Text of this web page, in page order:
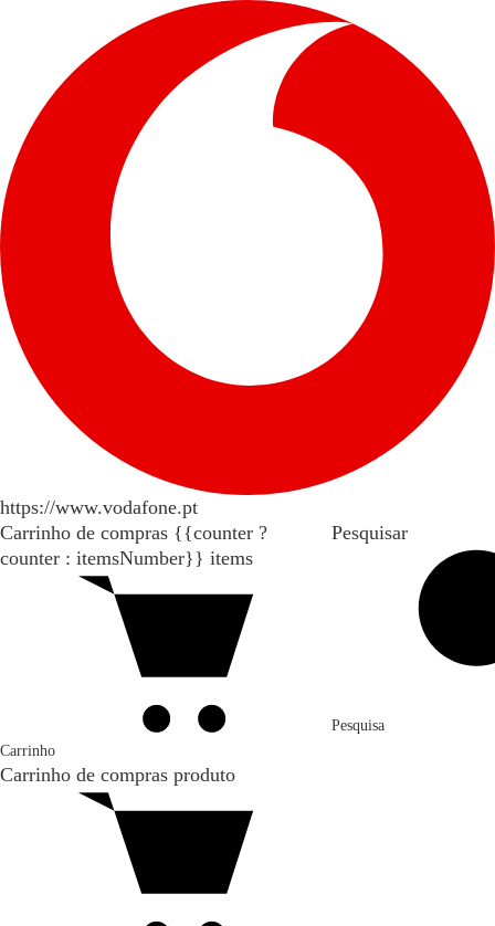
https://www.vodafone.pt
Carrinho de compras {{counter ?
counter : itemsNumber}} items
Carrinho
Carrinho de compras produto
Pesquisar
Pesquisa